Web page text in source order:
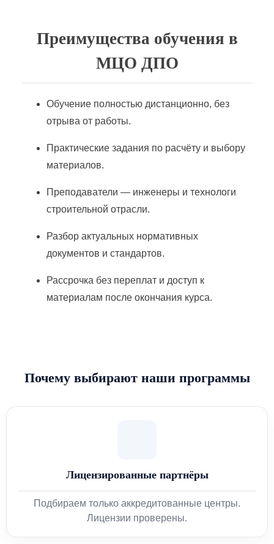
Преимущества обучения в
МЦО ДПО
Обучение полностью дистанционно, без
отрыва от работы.
Практические задания по расчёту и выбору
материалов.
Преподаватели — инженеры и технологи
строительной отрасли.
Разбор актуальных нормативных
документов и стандартов.
Рассрочка без переплат и доступ к
материалам после окончания курса.
Почему выбирают наши программы
Лицензированные партнёры
Подбираем только аккредитованные центры.
Лицензии проверены.